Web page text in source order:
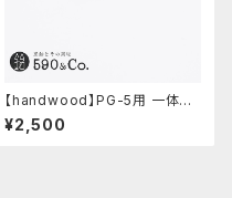
【handwood】PG-5用 一体型
ノック部カバー (グルーブ/ステン
レス)
¥2,500